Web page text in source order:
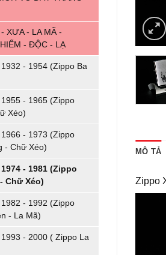
XƯA - LA MÃ -
- ĐỘC - LẠ
- 1954 (Zippo Ba
- 1965 (Zippo
Xéo)
- 1973 (Zippo
- Chữ Xéo)
- 1981 (Zippo
Chữ Xéo)
- 1992 (Zippo
- La Mã)
- 2000 ( Zippo La
MÔ TẢ
Zippo